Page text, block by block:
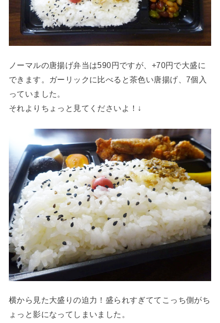
ノーマルの唐揚げ弁当は590円ですが、+70円で大盛に
できます。ガーリックに比べると茶色い唐揚げ、7個入
っていました。
それよりちょっと見てくださいよ！↓
横から見た大盛りの迫力！盛られすぎててこっち側がち
ょっと影になってしまいました。